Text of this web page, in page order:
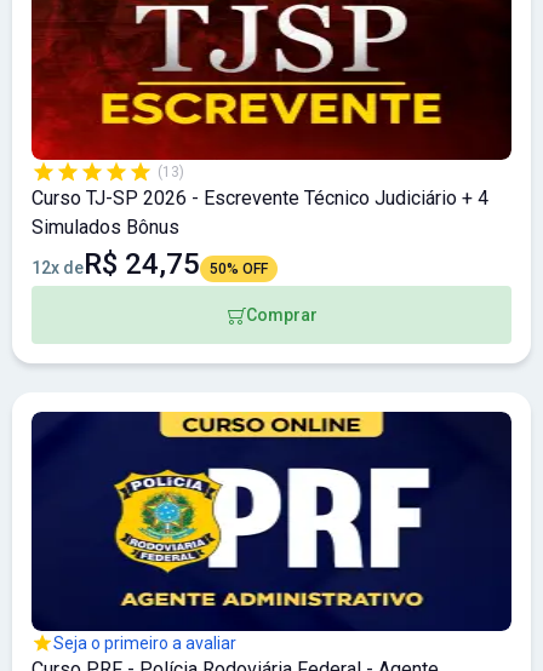
(13)
Curso TJ-SP 2026 - Escrevente Técnico Judiciário + 4
Simulados Bônus
12x deR$ 24,75 50% OFF
Comprar
Seja o primeiro a avaliar